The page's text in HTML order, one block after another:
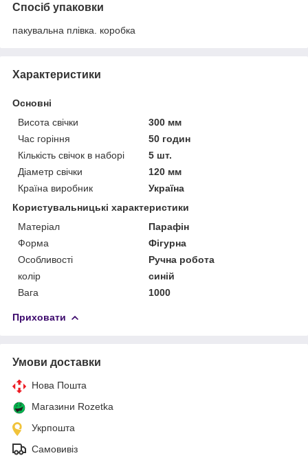
Спосіб упаковки
пакувальна плівка. коробка
Характеристики
Основні
Висота свічки
300 мм
Час горіння
50 годин
Кількість свічок в наборі
5 шт.
Діаметр свічки
120 мм
Країна виробник
Україна
Користувальницькі характеристики
Матеріал
Парафін
Форма
Фігурна
Особливості
Ручна робота
колір
синій
Вага
1000
Приховати
Умови доставки
Нова Пошта
Магазини Rozetka
Укрпошта
Самовивіз